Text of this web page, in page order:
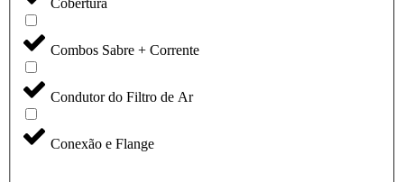
Combos Sabre + Corrente
Condutor do Filtro de Ar
Conexão e Flange